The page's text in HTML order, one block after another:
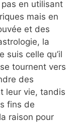
pas en utilisant
mais en
et des
la
suis celle qu’il
tournent vers
des
leur vie, tandis
fins de
raison pour